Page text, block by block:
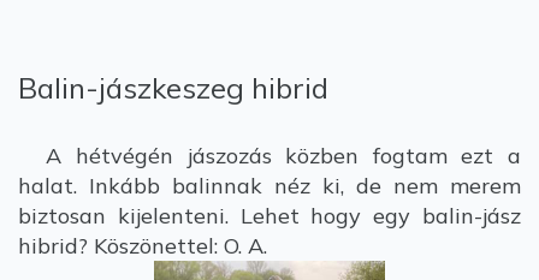
Balin-jászkeszeg hibrid
A hétvégén jászozás közben fogtam ezt a
halat. Inkább balinnak néz ki, de nem merem
biztosan kijelenteni. Lehet hogy egy balin-jász
hibrid? Köszönettel: O. A.